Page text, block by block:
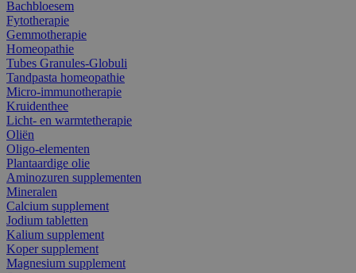
Bachbloesem
Fytotherapie
Gemmotherapie
Homeopathie
Tubes Granules-Globuli
Tandpasta homeopathie
Micro-immunotherapie
Kruidenthee
Licht- en warmtetherapie
Oliën
Oligo-elementen
Plantaardige olie
Aminozuren supplementen
Mineralen
Calcium supplement
Jodium tabletten
Kalium supplement
Koper supplement
Magnesium supplement